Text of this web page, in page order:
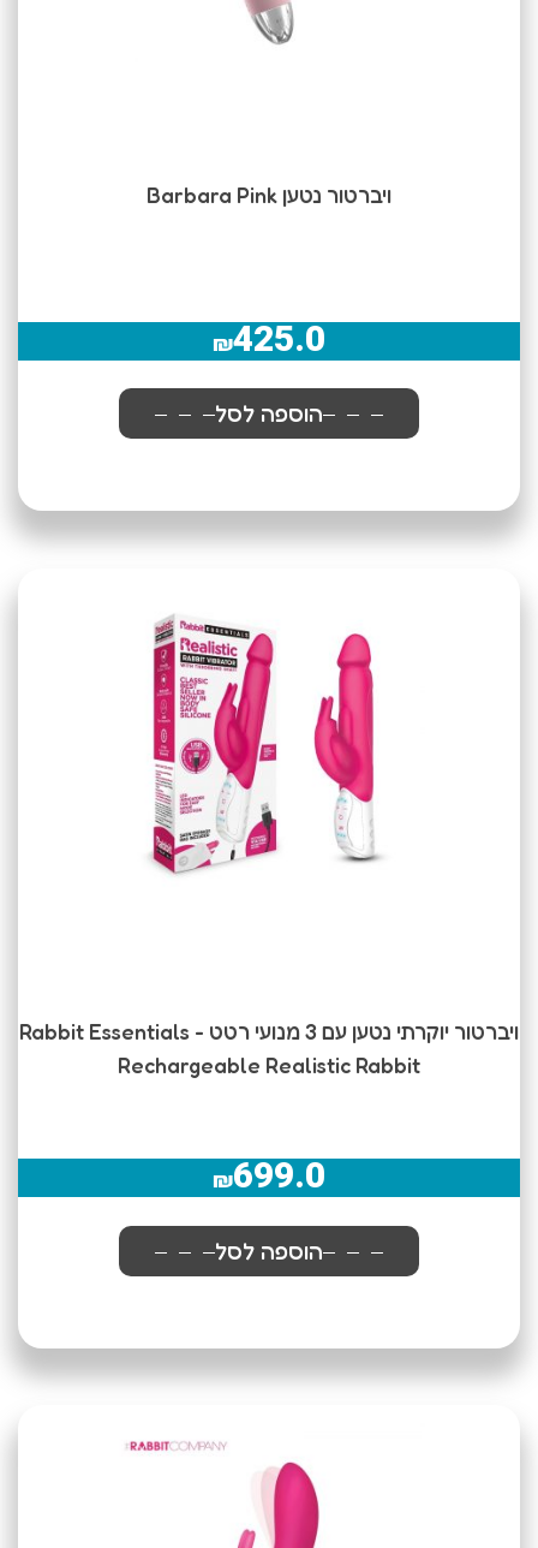
ויברטור נטען Barbara Pink
₪425.0
הוספה לסל
ויברטור יוקרתי נטען עם 3 מנועי רטט Rabbit Essentials -
Rechargeable Realistic Rabbit
₪699.0
הוספה לסל